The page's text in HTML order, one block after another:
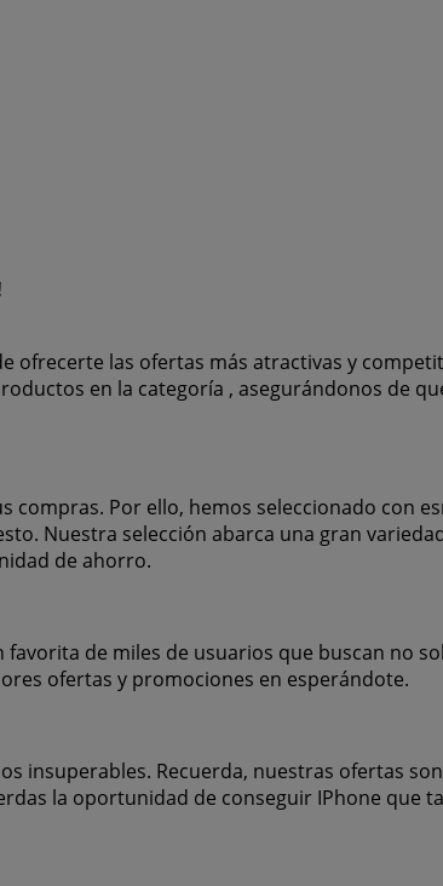
ofrecerte las ofertas más atractivas y
en la categoría , asegurándonos de
Por ello, hemos seleccionado con
Nuestra selección abarca una gran
de ahorro.
de miles de usuarios que buscan no
ofertas y promociones en esperándote.
insuperables. Recuerda, nuestras ofertas
la oportunidad de conseguir IPhone que